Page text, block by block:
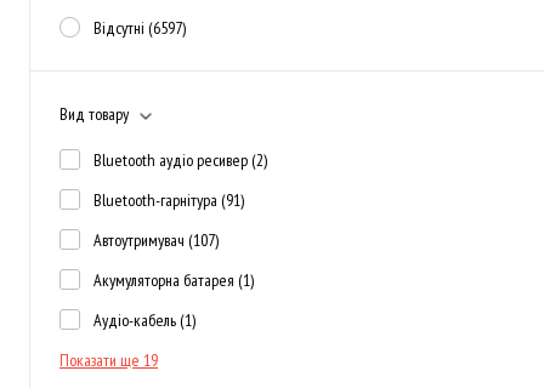
Відсутні (6597)
Вид товару
Bluetooth аудіо ресивер (2)
Bluetooth-гарнітура (91)
Автоутримувач (107)
Акумуляторна батарея (1)
Аудіо-кабель (1)
Показати ще 19